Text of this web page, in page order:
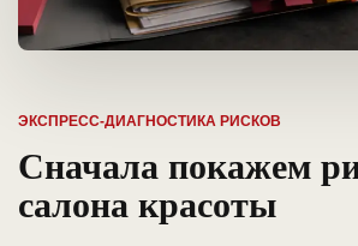
ЭКСПРЕСС-ДИАГНОСТИКА РИСКОВ
Сначала покажем
салона красоты